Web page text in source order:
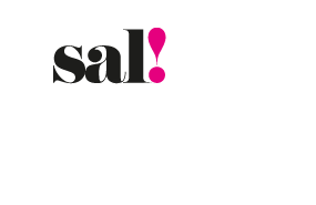
contenido